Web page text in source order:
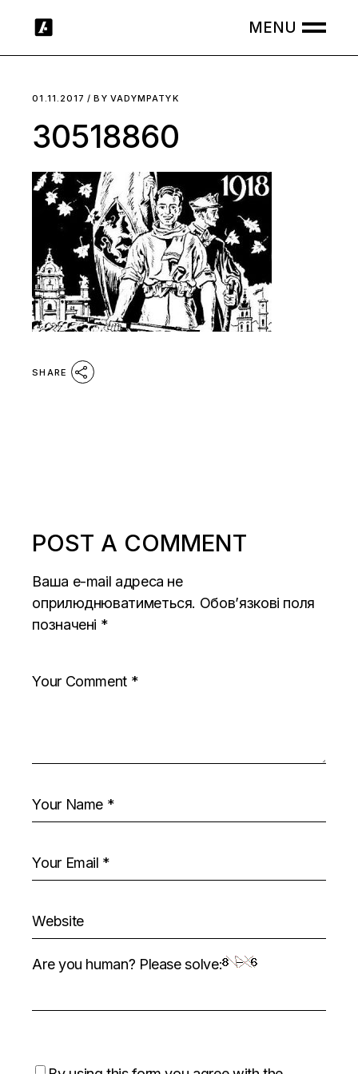
01.11.2017 BY VADYMPATYK
30518860
SHARE
POST A COMMENT
Ваша e-mail адреса не
оприлюднюватиметься. Обов’язкові поля
позначені *
Are you human? Please solve: